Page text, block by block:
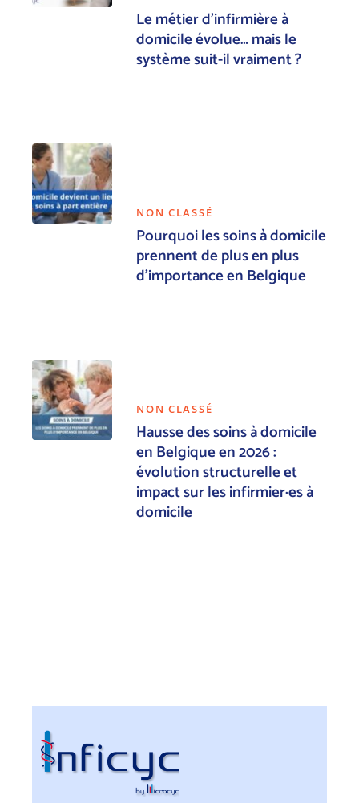
Le métier d’infirmière à
domicile évolue… mais le
système suit-il vraiment ?
NON CLASSÉ
Pourquoi les soins à domicile
prennent de plus en plus
d’importance en Belgique
NON CLASSÉ
Hausse des soins à domicile
en Belgique en 2026 :
évolution structurelle et
impact sur les infirmier·es à
domicile